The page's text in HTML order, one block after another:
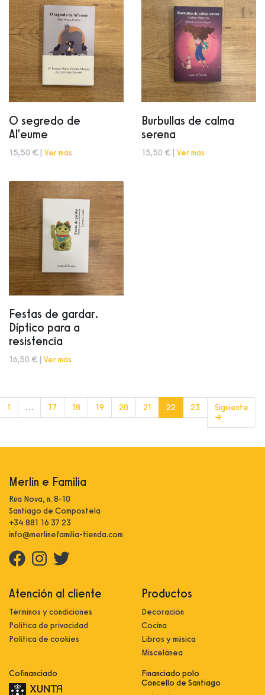
O segredo de
Al'eume
15,50 € | Ver más
Burbullas de calma
serena
15,50 € | Ver más
Festas de gardar.
Díptico para a
resistencia
16,50 € | Ver más
1 … 17 18 19 20 21 22 (current)
23
Siguiente
→
Merlín e Familia
Rúa Nova, n. 8-10
Santiago de Compostela
+34 881 16 37 23
info@merlinefamilia-tienda.com
Atención al cliente
Términos y condiciones
Política de privacidad
Política de cookies
Productos
Decoración
Cocina
Libros y música
Miscelánea
Cofinanciado
Financiado polo
Concello de Santiago